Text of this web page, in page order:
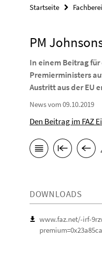
Startseite
PM
In einem Beitrag für
Premierministers
Austritt aus der EU
News vom 09.10.2019
Den Beitrag im FAZ
DOWNLOADS
www.faz.net/-irf-